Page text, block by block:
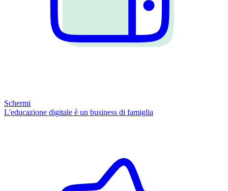
Schermi
L'educazione digitale è un business di famiglia